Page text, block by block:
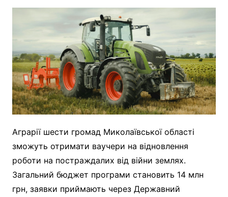
Аграрії шести громад Миколаївської області
зможуть отримати ваучери на відновлення
роботи на постраждалих від війни землях.
Загальний бюджет програми становить 14 млн
грн, заявки приймають через Державний